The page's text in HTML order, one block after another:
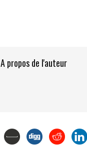
A propos de l'auteur